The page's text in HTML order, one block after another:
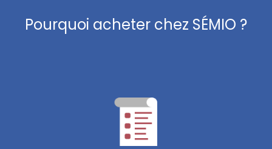
Pourquoi acheter chez SÉMIO ?